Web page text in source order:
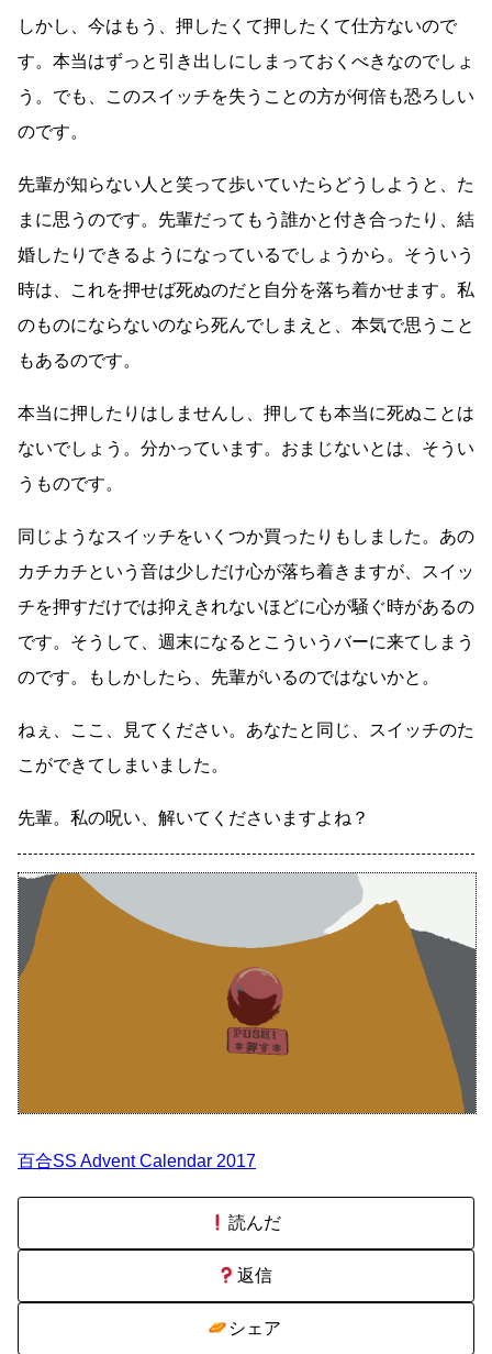
しかし、今はもう、押したくて押したくて仕方ないので
す。本当はずっと引き出しにしまっておくべきなのでしょ
う。でも、このスイッチを失うことの方が何倍も恐ろしい
のです。
先輩が知らない人と笑って歩いていたらどうしようと、た
まに思うのです。先輩だってもう誰かと付き合ったり、結
婚したりできるようになっているでしょうから。そういう
時は、これを押せば死ぬのだと自分を落ち着かせます。私
のものにならないのなら死んでしまえと、本気で思うこと
もあるのです。
本当に押したりはしませんし、押しても本当に死ぬことは
ないでしょう。分かっています。おまじないとは、そうい
うものです。
同じようなスイッチをいくつか買ったりもしました。あの
カチカチという音は少しだけ心が落ち着きますが、スイッ
チを押すだけでは抑えきれないほどに心が騒ぐ時があるの
です。そうして、週末になるとこういうバーに来てしまう
のです。もしかしたら、先輩がいるのではないかと。
ねぇ、ここ、見てください。あなたと同じ、スイッチのた
こができてしまいました。
先輩。私の呪い、解いてくださいますよね？
百合SS Advent Calendar 2017
読んだ
返信
シェア